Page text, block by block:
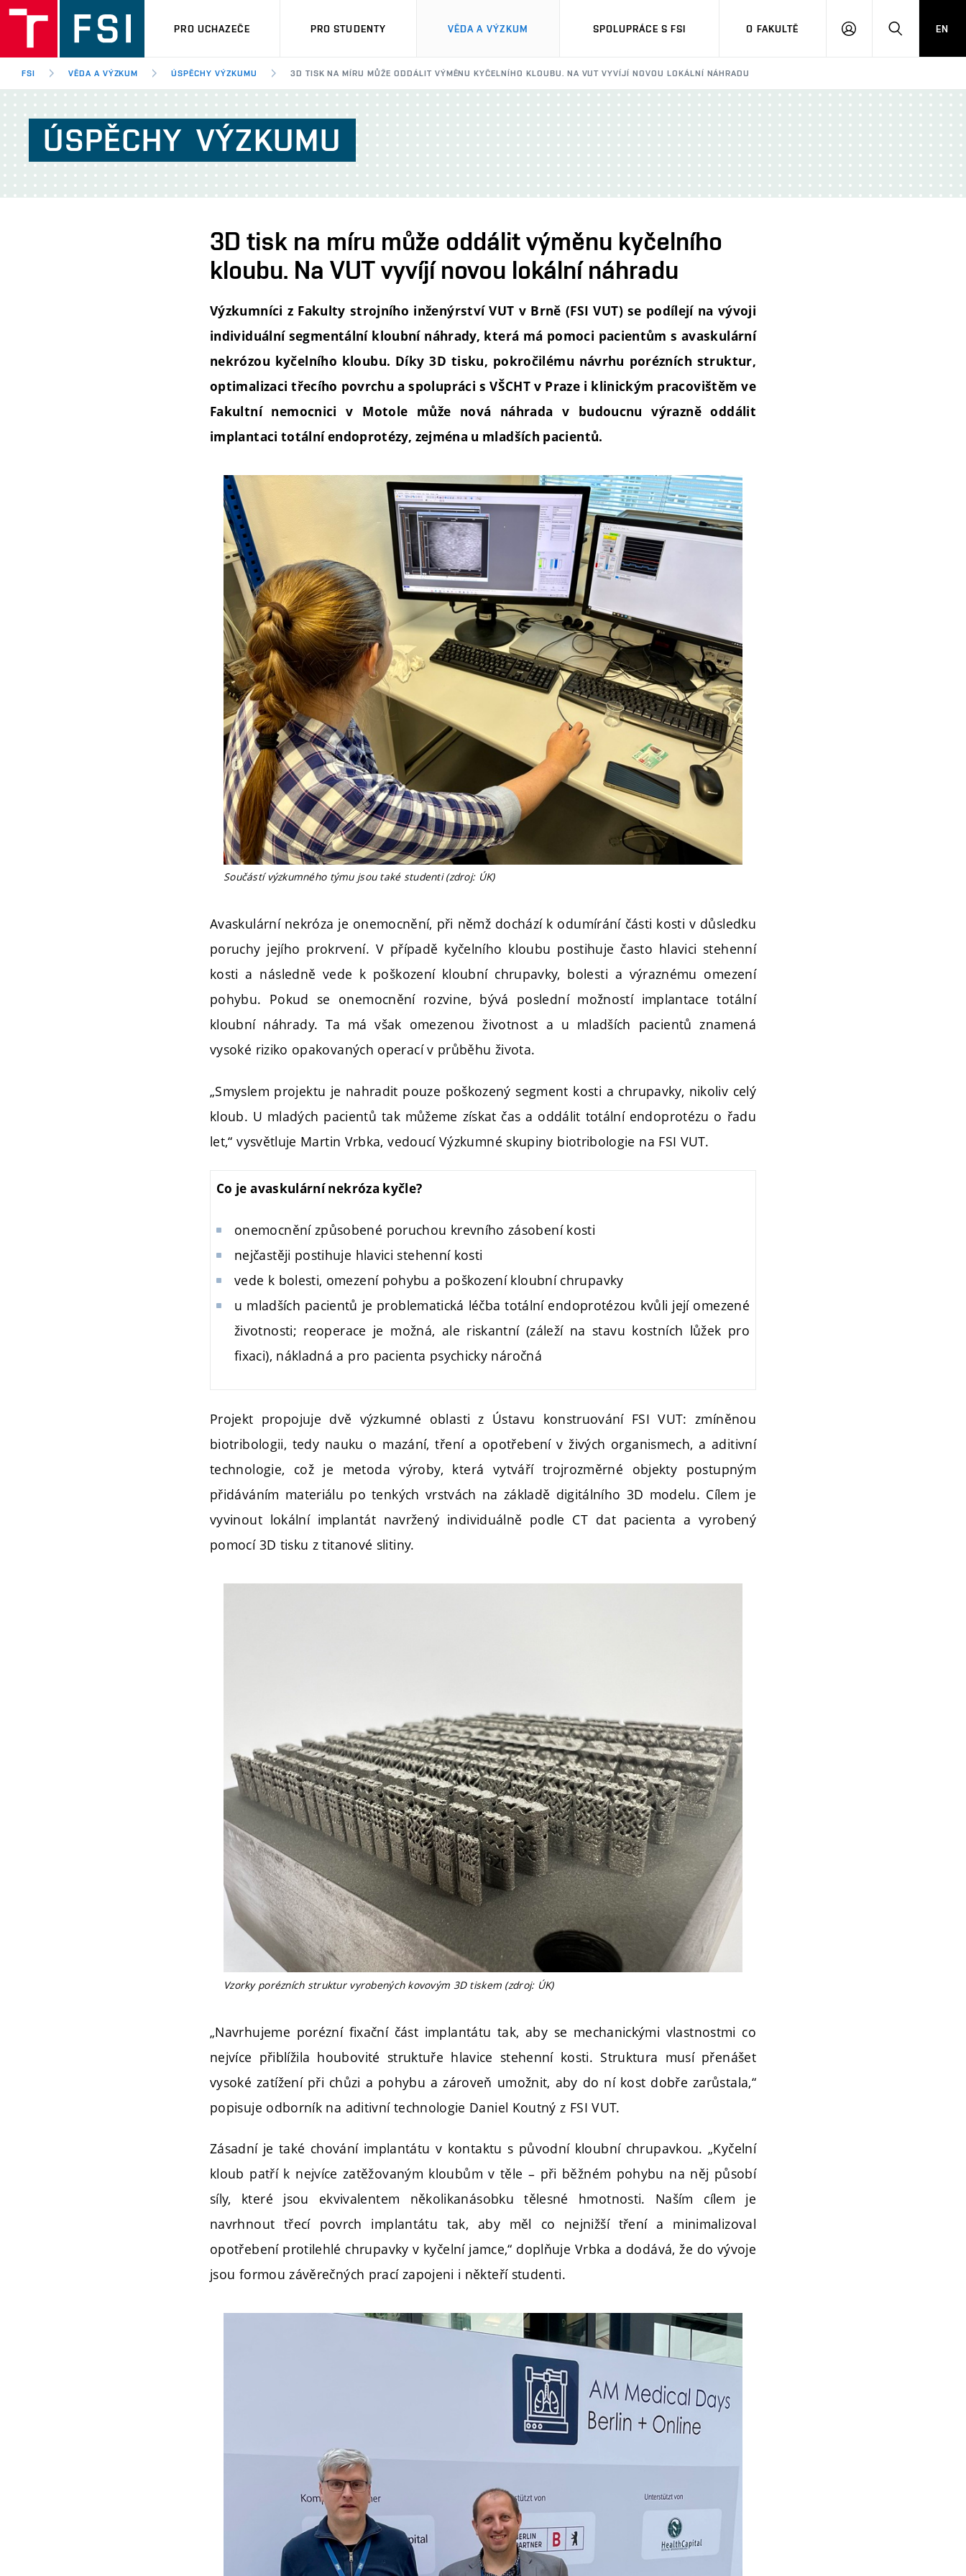
PRO UCHAZEČE PRO STUDENTY VĚDA A VÝZKUM SPOLUPRÁCE S FSI O FAKULTĚ
PŘIHLÁŠENÍHLEDAT
EN
FSI VĚDA A VÝZKUM ÚSPĚCHY VÝZKUMU 3D TISK NA MÍRU MŮŽE ODDÁLIT VÝMĚNU KYČELNÍHO KLOUBU. NA VUT VYVÍJÍ NOVOU LOKÁLNÍ NÁHRADU
ÚSPĚCHY VÝZKUMU
3D tisk na míru může oddálit výměnu kyčelního
kloubu. Na VUT vyvíjí novou lokální náhradu
Výzkumníci z Fakulty strojního inženýrství VUT v Brně (FSI VUT) se podílejí na vývoji
individuální segmentální kloubní náhrady, která má pomoci pacientům s avaskulární
nekrózou kyčelního kloubu. Díky 3D tisku, pokročilému návrhu porézních struktur,
optimalizaci třecího povrchu a spolupráci s VŠCHT v Praze i klinickým pracovištěm ve
Fakultní nemocnici v Motole může nová náhrada v budoucnu výrazně oddálit
implantaci totální endoprotézy, zejména u mladších pacientů.
Součástí výzkumného týmu jsou také studenti (zdroj: ÚK)
Avaskulární nekróza je onemocnění, při němž dochází k odumírání části kosti v důsledku
poruchy jejího prokrvení. V případě kyčelního kloubu postihuje často hlavici stehenní
kosti a následně vede k poškození kloubní chrupavky, bolesti a výraznému omezení
pohybu. Pokud se onemocnění rozvine, bývá poslední možností implantace totální
kloubní náhrady. Ta má však omezenou životnost a u mladších pacientů znamená
vysoké riziko opakovaných operací v průběhu života.
„Smyslem projektu je nahradit pouze poškozený segment kosti a chrupavky, nikoliv celý
kloub. U mladých pacientů tak můžeme získat čas a oddálit totální endoprotézu o řadu
let,“ vysvětluje Martin Vrbka, vedoucí Výzkumné skupiny biotribologie na FSI VUT.
Co je avaskulární nekróza kyčle?
onemocnění způsobené poruchou krevního zásobení kosti
nejčastěji postihuje hlavici stehenní kosti
vede k bolesti, omezení pohybu a poškození kloubní chrupavky
u mladších pacientů je problematická léčba totální endoprotézou kvůli její omezené
životnosti; reoperace je možná, ale riskantní (záleží na stavu kostních lůžek pro
fixaci), nákladná a pro pacienta psychicky náročná
Projekt propojuje dvě výzkumné oblasti z Ústavu konstruování FSI VUT: zmíněnou
biotribologii, tedy nauku o mazání, tření a opotřebení v živých organismech, a aditivní
technologie, což je metoda výroby, která vytváří trojrozměrné objekty postupným
přidáváním materiálu po tenkých vrstvách na základě digitálního 3D modelu. Cílem je
vyvinout lokální implantát navržený individuálně podle CT dat pacienta a vyrobený
pomocí 3D tisku z titanové slitiny.
Vzorky porézních struktur vyrobených kovovým 3D tiskem (zdroj: ÚK)
„Navrhujeme porézní fixační část implantátu tak, aby se mechanickými vlastnostmi co
nejvíce přiblížila houbovité struktuře hlavice stehenní kosti. Struktura musí přenášet
vysoké zatížení při chůzi a pohybu a zároveň umožnit, aby do ní kost dobře zarůstala,“
popisuje odborník na aditivní technologie Daniel Koutný z FSI VUT.
Zásadní je také chování implantátu v kontaktu s původní kloubní chrupavkou. „Kyčelní
kloub patří k nejvíce zatěžovaným kloubům v těle – při běžném pohybu na něj působí
síly, které jsou ekvivalentem několikanásobku tělesné hmotnosti. Naším cílem je
navrhnout třecí povrch implantátu tak, aby měl co nejnižší tření a minimalizoval
opotřebení protilehlé chrupavky v kyčelní jamce,“ doplňuje Vrbka a dodává, že do vývoje
jsou formou závěrečných prací zapojeni i někteří studenti.